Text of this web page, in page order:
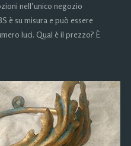
nell’unico negozio
è su misura e può essere
luci. Qual è il prezzo? È